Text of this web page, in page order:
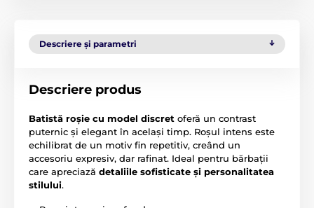
Descriere și parametri
Descriere produs
Batistă roșie cu model discret oferă un contrast
puternic și elegant în același timp. Roșul intens este
echilibrat de un motiv fin repetitiv, creând un
accesoriu expresiv, dar rafinat. Ideal pentru bărbații
care apreciază detaliile sofisticate și personalitatea
stilului.